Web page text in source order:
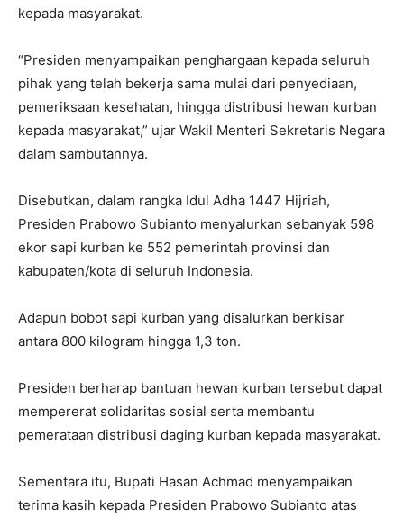
kepada masyarakat.
“Presiden menyampaikan penghargaan kepada seluruh
pihak yang telah bekerja sama mulai dari penyediaan,
pemeriksaan kesehatan, hingga distribusi hewan kurban
kepada masyarakat,” ujar Wakil Menteri Sekretaris Negara
dalam sambutannya.
Disebutkan, dalam rangka Idul Adha 1447 Hijriah,
Presiden Prabowo Subianto menyalurkan sebanyak 598
ekor sapi kurban ke 552 pemerintah provinsi dan
kabupaten/kota di seluruh Indonesia.
Adapun bobot sapi kurban yang disalurkan berkisar
antara 800 kilogram hingga 1,3 ton.
Presiden berharap bantuan hewan kurban tersebut dapat
mempererat solidaritas sosial serta membantu
pemerataan distribusi daging kurban kepada masyarakat.
Sementara itu, Bupati Hasan Achmad menyampaikan
terima kasih kepada Presiden Prabowo Subianto atas